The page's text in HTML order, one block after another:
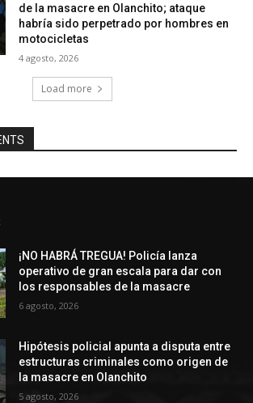
de la masacre en Olanchito; ataque
habría sido perpetrado por hombres en
motocicletas
4 agosto, 2026
Load more
¡NO HABRÁ TREGUA! Policía lanza
operativo de gran escala para dar con
los responsables de la masacre
6 agosto, 2026
Hipótesis policial apunta a disputa entre
estructuras criminales como origen de
la masacre en Olanchito
5 agosto, 2026